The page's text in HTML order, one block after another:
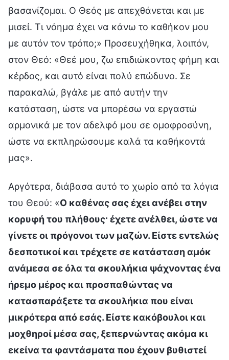
βασανίζομαι. Ο Θεός με απεχθάνεται και με
μισεί. Τι νόημα έχει να κάνω το καθήκον μου
με αυτόν τον τρόπο;» Προσευχήθηκα, λοιπόν,
στον Θεό: «Θεέ μου, ζω επιδιώκοντας φήμη και
κέρδος, και αυτό είναι πολύ επώδυνο. Σε
παρακαλώ, βγάλε με από αυτήν την
κατάσταση, ώστε να μπορέσω να εργαστώ
αρμονικά με τον αδελφό μου σε ομοφροσύνη,
ώστε να εκπληρώσουμε καλά τα καθήκοντά
μας».
Αργότερα, διάβασα αυτό το χωρίο από τα λόγια
του Θεού: «Ο καθένας σας έχει ανέβει στην
κορυφή του πλήθους· έχετε ανέλθει, ώστε να
γίνετε οι πρόγονοι των μαζών. Είστε εντελώς
δεσποτικοί και τρέχετε σε κατάσταση αμόκ
ανάμεσα σε όλα τα σκουλήκια ψάχνοντας ένα
ήρεμο μέρος και προσπαθώντας να
κατασπαράξετε τα σκουλήκια που είναι
μικρότερα από εσάς. Είστε κακόβουλοι και
μοχθηροί μέσα σας, ξεπερνώντας ακόμα κι
εκείνα τα φαντάσματα που έχουν βυθιστεί